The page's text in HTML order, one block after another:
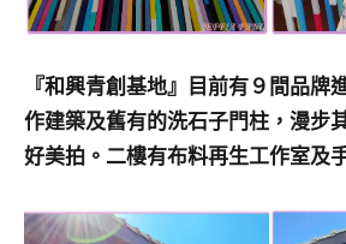
『和興青創基地』目前有９間品牌
作建築及舊有的洗石子門柱，漫步
好美拍。二樓有布料再生工作室及